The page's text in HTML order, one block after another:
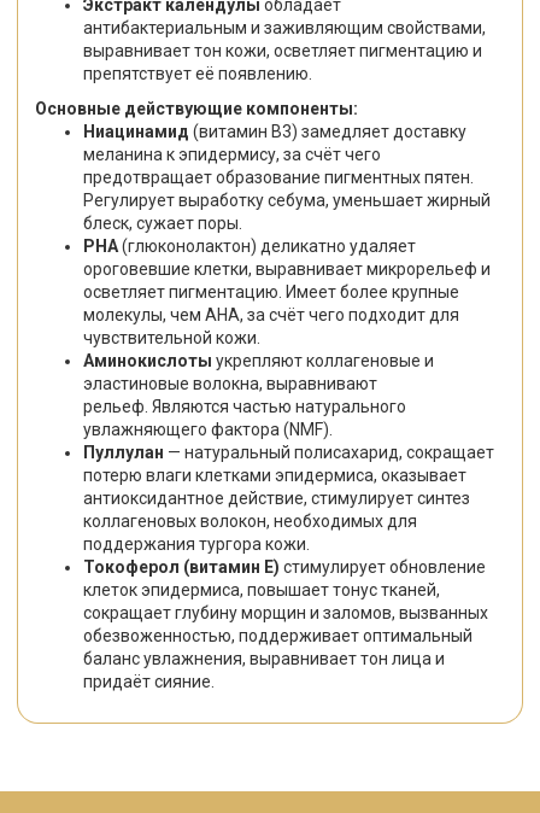
Экстракт календулы обладает
антибактериальным и заживляющим свойствами,
выравнивает тон кожи, осветляет пигментацию и
препятствует её появлению.
Основные действующие компоненты:
Ниацинамид (витамин B3) замедляет доставку
меланина к эпидермису, за счёт чего
предотвращает образование пигментных пятен.
Регулирует выработку себума, уменьшает жирный
блеск, сужает поры.
PHA(глюконолактон) деликатно удаляет
ороговевшие клетки, выравнивает микрорельеф и
осветляет пигментацию. Имеет более крупные
молекулы, чем AHA, за счёт чего подходит для
чувствительной кожи.
Аминокислоты укрепляют коллагеновые и
эластиновые волокна, выравнивают
рельеф. Являются частью натурального
увлажняющего фактора (NMF).
Пуллулан — натуральный полисахарид, сокращает
потерю влаги клетками эпидермиса, оказывает
антиоксидантное действие, стимулирует синтез
коллагеновых волокон, необходимых для
поддержания тургора кожи.
Токоферол (витамин Е) стимулирует обновление
клеток эпидермиса, повышает тонус тканей,
сокращает глубину морщин и заломов, вызванных
обезвоженностью, поддерживает оптимальный
баланс увлажнения, выравнивает тон лица и
придаёт сияние.